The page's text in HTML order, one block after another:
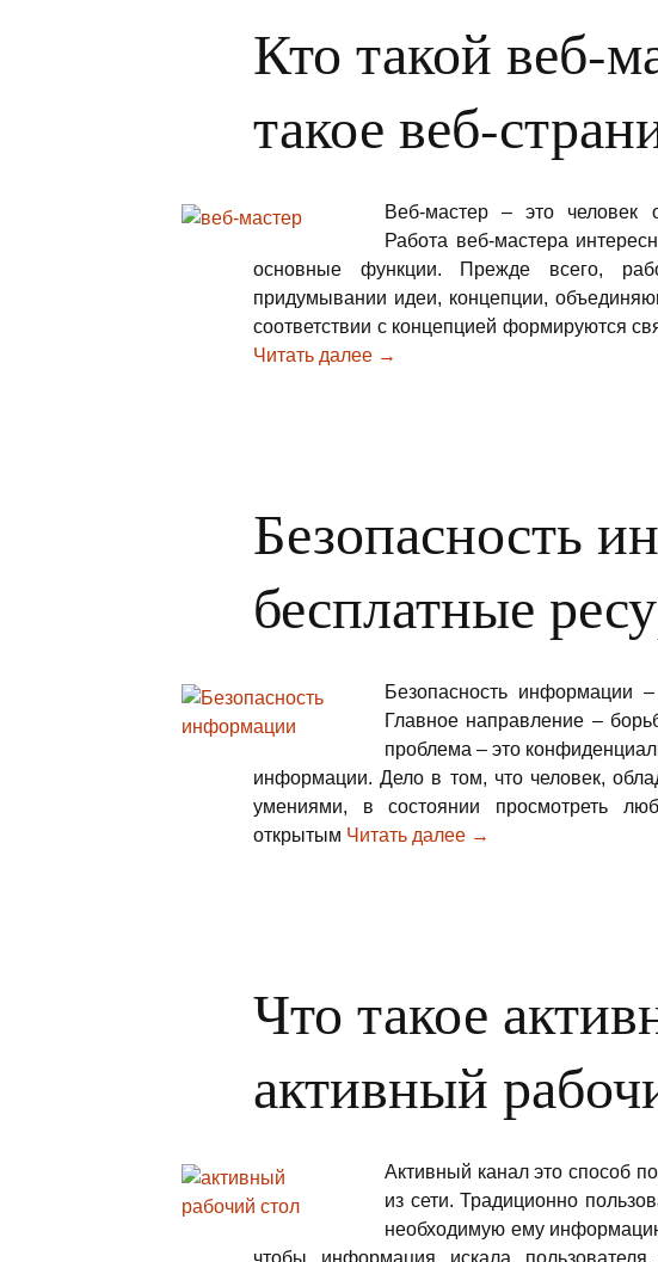
Кто такой веб-
такое веб-
Веб-мастер – это человек
Работа веб-мастера
основные функции. Прежде всего,
придумывании идеи, концепции,
соответствии с концепцией формируются
Читать далее Кто такой веб-мастер и что
→
Безопасность
бесплатные
Безопасность информации
Главное направление –
проблема – это
информации. Дело в том, что человек,
умениями, в состоянии просмотреть
открытым Читать далее Безопасность
→
Что такое
активный
Активный канал это способ
из сети. Традиционно
необходимую ему
чтобы информация искала